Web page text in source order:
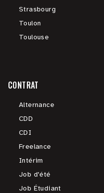
Strasbourg
Toulon
Toulouse
CONTRAT
Alternance
CDD
CDI
Freelance
Intérim
Job d'été
Job Étudiant